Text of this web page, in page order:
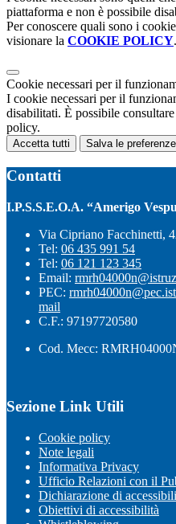
piattaforma e non è possibile
Per conoscere quali sono i
visionare la COOKIE POLICY.
Cookie necessari per il
I cookie necessari per il
disabilitati. È possibile
policy.
Accetta tutti Salva le preferenze
Contatti
I.P.S.S.E.O.A. “Amerigo
Via Cipriano Facchinetti,
Tel: 06 435 991 54
Tel: 06 121 123 345
Email:
PEC:
mail
C.F.: 97197720580
Cod. Mecc:
Sezione Link Utili
Cookie policy
Note legali
Informativa Privacy
Ufficio Relazioni con il
Dichiarazione di
Obiettivi di accessibilità